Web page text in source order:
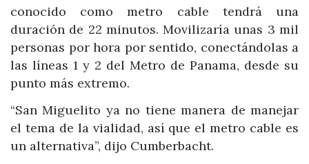
conocido como metro cable tendrá una
duración de 22 minutos. Movilizaría unas 3 mil
personas por hora por sentido, conectándolas a
las líneas 1 y 2 del Metro de Panama, desde su
punto más extremo.
“San Miguelito ya no tiene manera de manejar
el tema de la vialidad, así que el metro cable es
un alternativa”, dijo Cumberbacht.